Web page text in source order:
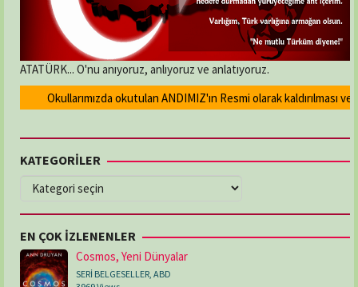
ATATÜRK... O'nu anıyoruz, anlıyoruz ve anlatıyoruz.
Okullarımızda okutulan ANDIMIZ'ın Resmi olarak kaldırılması ve
KATEGORİLER
KATEGORİLER
EN ÇOK İZLENENLER
Cosmos, Yeni Dünyalar
SERİ BELGESELLER, ABD